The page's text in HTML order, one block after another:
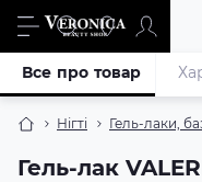
Нігті Гель-лаки,
Гель-лак
Все про товар